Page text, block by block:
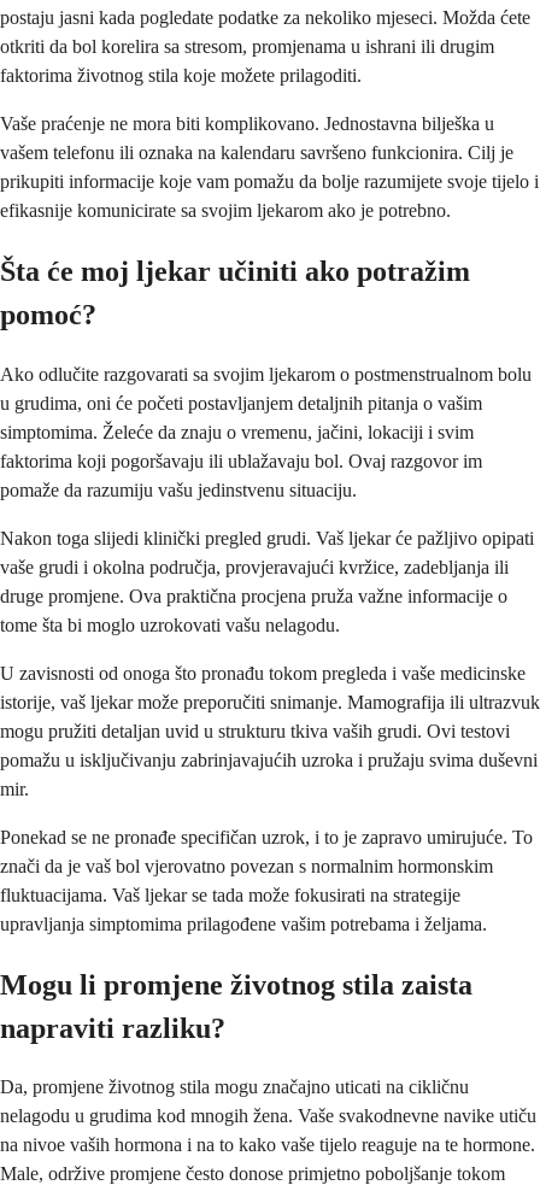
postaju jasni kada pogledate podatke za nekoliko mjeseci. Možda ćete
otkriti da bol korelira sa stresom, promjenama u ishrani ili drugim
faktorima životnog stila koje možete prilagoditi.
Vaše praćenje ne mora biti komplikovano. Jednostavna bilješka u
vašem telefonu ili oznaka na kalendaru savršeno funkcionira. Cilj je
prikupiti informacije koje vam pomažu da bolje razumijete svoje tijelo i
efikasnije komunicirate sa svojim ljekarom ako je potrebno.
Šta će moj ljekar učiniti ako potražim
pomoć?
Ako odlučite razgovarati sa svojim ljekarom o postmenstrualnom bolu
u grudima, oni će početi postavljanjem detaljnih pitanja o vašim
simptomima. Želeće da znaju o vremenu, jačini, lokaciji i svim
faktorima koji pogoršavaju ili ublažavaju bol. Ovaj razgovor im
pomaže da razumiju vašu jedinstvenu situaciju.
Nakon toga slijedi klinički pregled grudi. Vaš ljekar će pažljivo opipati
vaše grudi i okolna područja, provjeravajući kvržice, zadebljanja ili
druge promjene. Ova praktična procjena pruža važne informacije o
tome šta bi moglo uzrokovati vašu nelagodu.
U zavisnosti od onoga što pronađu tokom pregleda i vaše medicinske
istorije, vaš ljekar može preporučiti snimanje. Mamografija ili ultrazvuk
mogu pružiti detaljan uvid u strukturu tkiva vaših grudi. Ovi testovi
pomažu u isključivanju zabrinjavajućih uzroka i pružaju svima duševni
mir.
Ponekad se ne pronađe specifičan uzrok, i to je zapravo umirujuće. To
znači da je vaš bol vjerovatno povezan s normalnim hormonskim
fluktuacijama. Vaš ljekar se tada može fokusirati na strategije
upravljanja simptomima prilagođene vašim potrebama i željama.
Mogu li promjene životnog stila zaista
napraviti razliku?
Da, promjene životnog stila mogu značajno uticati na cikličnu
nelagodu u grudima kod mnogih žena. Vaše svakodnevne navike utiču
na nivoe vaših hormona i na to kako vaše tijelo reaguje na te hormone.
Male, održive promjene često donose primjetno poboljšanje tokom